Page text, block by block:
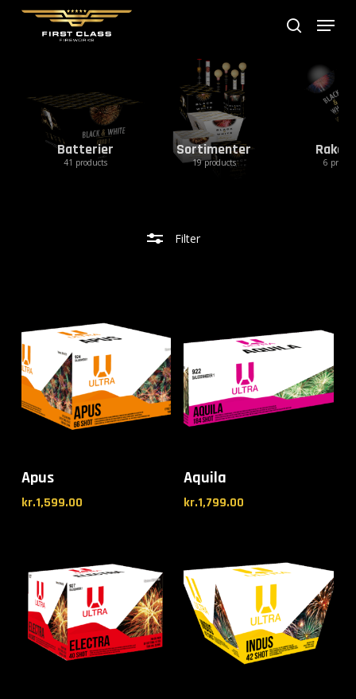
Skip
content
search
Menu
Batterier
41 products 6
Sortimenter
19 products
test
Filter
Apus
kr.1,599.00
Aquila
kr.1,799.00